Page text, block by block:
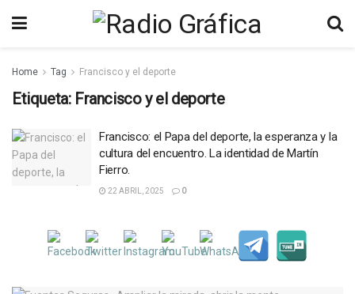
Home Tag Francisco y el deporte
Etiqueta: Francisco y el deporte
Francisco: el Papa del deporte, la esperanza y la
cultura del encuentro. La identidad de Martín
Fierro.
22 ABRIL, 2025 0